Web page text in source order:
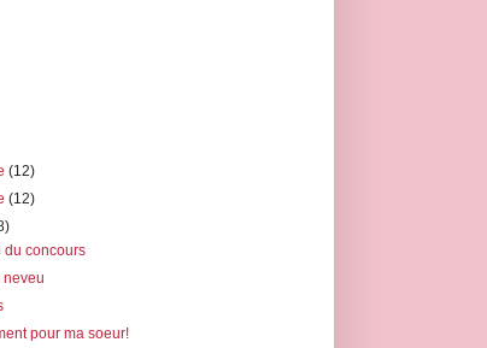
(12)
(12)
du concours
neveu
pour ma soeur!